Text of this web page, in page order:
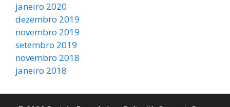
janeiro 2020
dezembro 2019
novembro 2019
setembro 2019
novembro 2018
janeiro 2018